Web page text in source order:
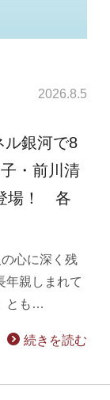
2026.8.5
ル銀河で8
・前川清
場！ 各
心に深く残
年親しまれて
とも…
続きを読む